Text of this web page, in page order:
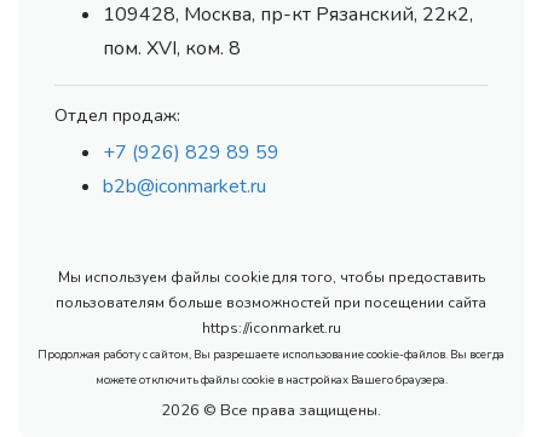
109428, Москва, пр-кт Рязанский, 22к2,
пом. XVI, ком. 8
Отдел продаж:
+7 (926) 829 89 59
b2b@iconmarket.ru
Мы используем файлы cookie для того, чтобы предоставить
пользователям больше возможностей при посещении сайта
https://iconmarket.ru
Продолжая работу с сайтом, Вы разрешаете использование cookie-файлов. Вы всегда
можете отключить файлы cookie в настройках Вашего браузера.
2026 © Все права защищены.